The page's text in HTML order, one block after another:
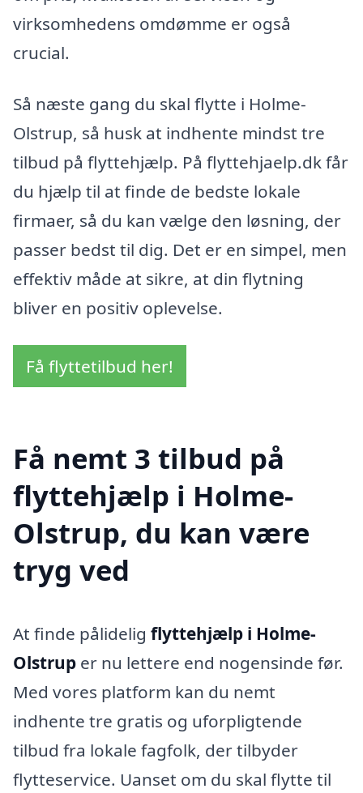
virksomhedens omdømme er også
crucial.
Så næste gang du skal flytte i Holme-
Olstrup, så husk at indhente mindst tre
tilbud på flyttehjælp. På flyttehjaelp.dk får
du hjælp til at finde de bedste lokale
firmaer, så du kan vælge den løsning, der
passer bedst til dig. Det er en simpel, men
effektiv måde at sikre, at din flytning
bliver en positiv oplevelse.
Få flyttetilbud her!
Få nemt 3 tilbud på
flyttehjælp i Holme-
Olstrup, du kan være
tryg ved
At finde pålidelig flyttehjælp i Holme-
Olstrup er nu lettere end nogensinde før.
Med vores platform kan du nemt
indhente tre gratis og uforpligtende
tilbud fra lokale fagfolk, der tilbyder
flytteservice. Uanset om du skal flytte til